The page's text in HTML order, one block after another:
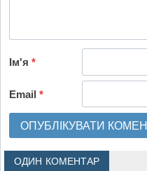
Ім'я*
Email*
ОДИН КОМЕНТАР